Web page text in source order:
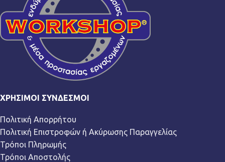
ΧΡΉΣΙΜΟΙ ΣΎΝΔΕΣΜΟΙ
Πολιτική Απορρήτου
Πολιτική Επιστροφών ή Ακύρωσης Παραγγελίας
Τρόποι Πληρωμής
Τρόποι Αποστολής